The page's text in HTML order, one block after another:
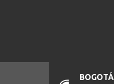
BOGOTÁ